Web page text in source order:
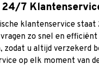
24/7
klantenservice
zo snel en
zodat u altijd verzekerd
op elk moment van